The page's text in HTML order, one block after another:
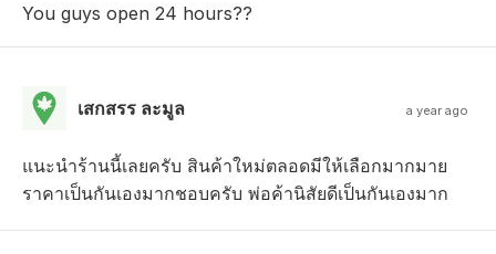
You guys open 24 hours??
เสกสรร ละมูล a year ago
แนะนำร้านนี้เลยครับ สินค้าใหม่ตลอดมีให้เลือกมากมาย
ราคาเป็นกันเองมากชอบครับ พ่อค้านิสัยดีเป็นกันเองมาก